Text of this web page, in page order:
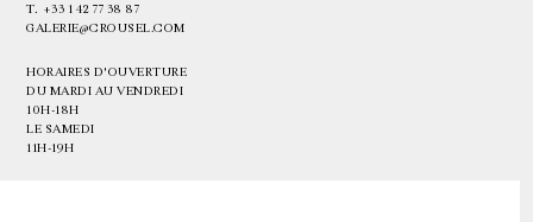
T. +33 1 42 77 38 87
GALERIE@CROUSEL.COM
HORAIRES D'OUVERTURE
DU MARDI AU VENDREDI
10H-18H
LE SAMEDI
11H-19H